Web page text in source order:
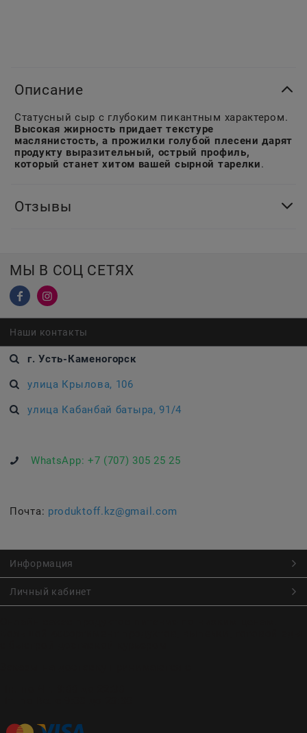
Описание
Статусный сыр с глубоким пикантным характером.
Высокая жирность придает текстуре
маслянистость, а прожилки голубой плесени дарят
продукту выразительный, острый профиль,
который станет хитом вашей сырной тарелки.
Отзывы
МЫ В СОЦ СЕТЯХ
Наши контакты
г. Усть-Каменогорск
улица Крылова, 106
улица Кабанбай батыра, 91/4
WhatsApp: +7 (707) 305 25 25
Почта: produktoff.kz@gmail.com
Информация
Личный кабинет